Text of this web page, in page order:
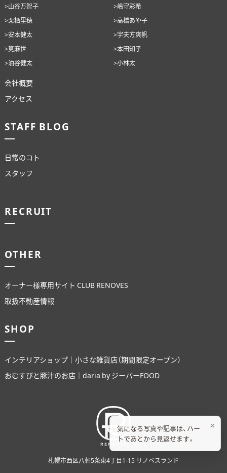
>山谷万智子
>嶋守彩希
>栗栖里穂
>高橋あや子
>安本健太
>宇夫方爽帆
>筧麻世
>本田知子
>油谷健太
>小林太
会社概要
アクセス
STAFF BLOG
日常のコト
スタッフ
RECRUIT
OTHER
オーナー様専用サイト CLUB RENOVES
取扱不動産情報
SHOP
インテリアショップ｜小さな雑貨店（期間限定オープン）
おむすびと豚汁のお店｜daria by ジーバーFOOD
札幌市西区八軒5条東4丁目1-15 リノベスランド
×
気になる写真や記事は、ハー
トであとから見返せます。